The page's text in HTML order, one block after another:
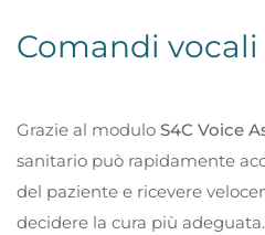
Comandi vocali
Grazie al modulo S4C Voice
sanitario può rapidamente
del paziente e ricevere
decidere la cura più